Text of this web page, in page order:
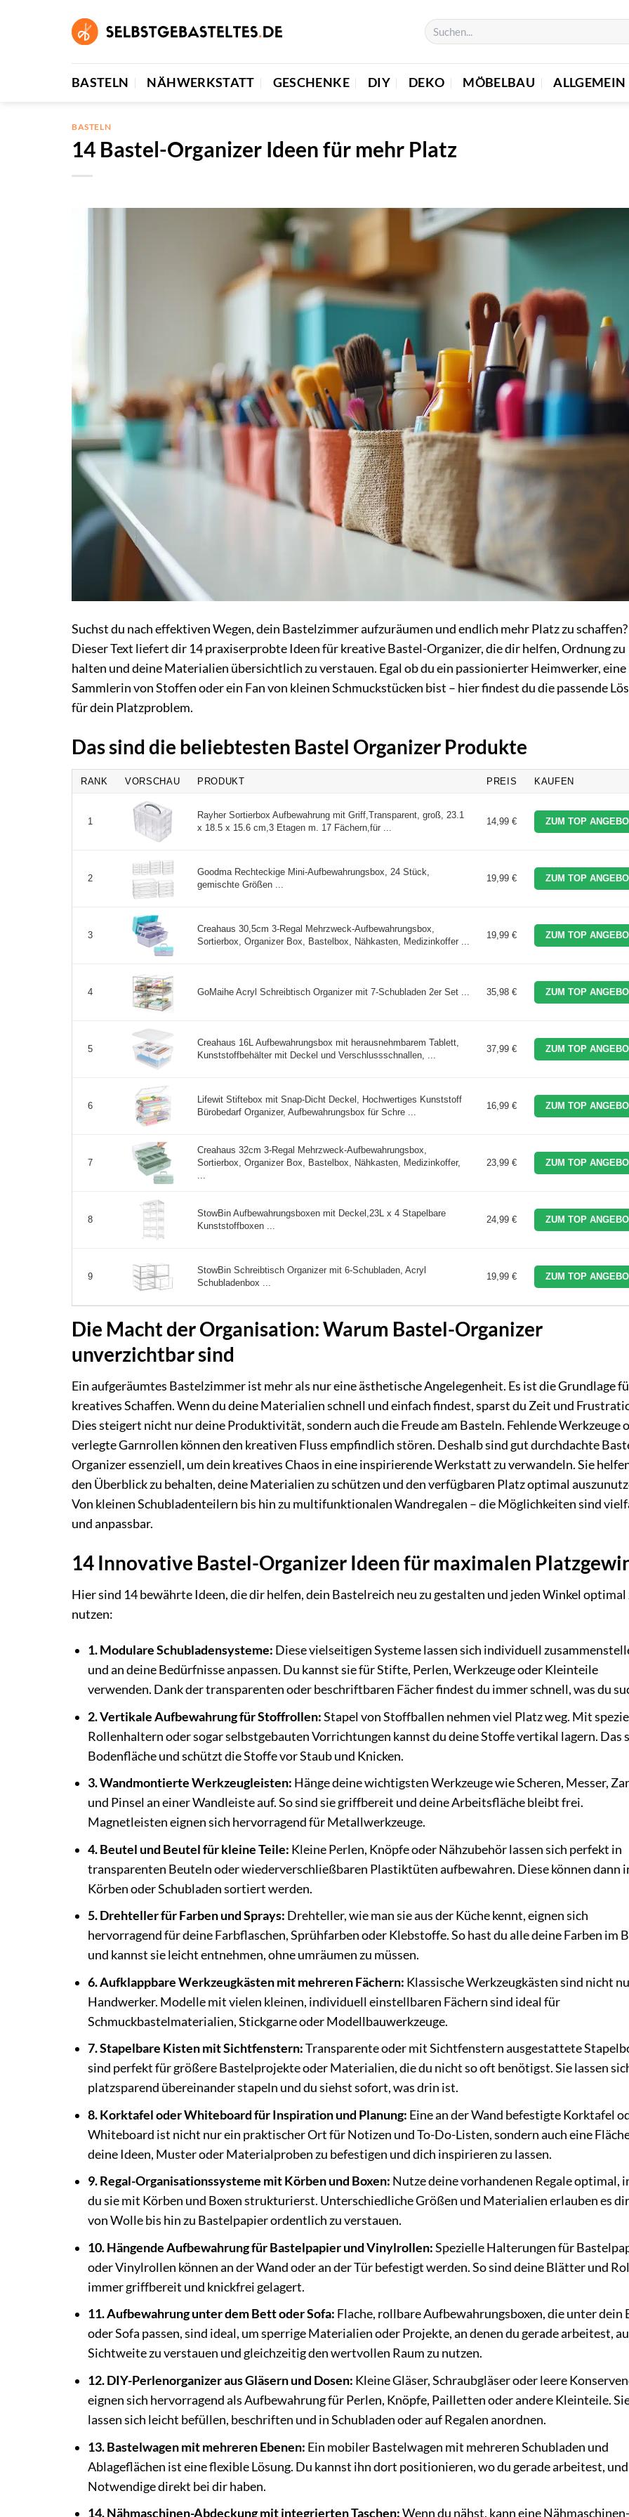
BASTELN NÄHWERKSTATT GESCHENKE DIY DEKO MÖBELBAU ALLGEMEIN
BASTELN
14 Bastel-Organizer Ideen für mehr Platz
Suchst du nach effektiven Wegen, dein Bastelzimmer aufzuräumen und endlich mehr Platz zu schaffen?
Dieser Text liefert dir 14 praxiserprobte Ideen für kreative Bastel-Organizer, die dir helfen, Ordnung zu
halten und deine Materialien übersichtlich zu verstauen. Egal ob du ein passionierter Heimwerker, eine
Sammlerin von Stoffen oder ein Fan von kleinen Schmuckstücken bist – hier findest du die passende
für dein Platzproblem.
Das sind die beliebtesten Bastel Organizer Produkte
RANK VORSCHAU PRODUKT PREIS KAUFEN
1
Rayher Sortierbox Aufbewahrung mit Griff,Transparent, groß, ‎23.1
x 18.5 x 15.6 cm,3 Etagen m. 17 Fächern,für ...
14,99 € ZUM TOP
2
Goodma Rechteckige Mini-Aufbewahrungsbox, 24 Stück,
gemischte Größen ...
19,99 € ZUM TOP
3
Creahaus 30,5cm 3-Regal Mehrzweck-Aufbewahrungsbox,
Sortierbox, Organizer Box, Bastelbox, Nähkasten, Medizinkoffer ...
19,99 € ZUM TOP
4 GoMaihe Acryl Schreibtisch Organizer mit 7-Schubladen 2er Set ... 35,98 € ZUM TOP
5
Creahaus 16L Aufbewahrungsbox mit herausnehmbarem Tablett,
Kunststoffbehälter mit Deckel und Verschlussschnallen, ...
37,99 € ZUM TOP
6
Lifewit Stiftebox mit Snap-Dicht Deckel, Hochwertiges Kunststoff
Bürobedarf Organizer, Aufbewahrungsbox für Schre ...
16,99 € ZUM TOP
7
Creahaus 32cm 3-Regal Mehrzweck-Aufbewahrungsbox,
Sortierbox, Organizer Box, Bastelbox, Nähkasten, Medizinkoffer,
...
23,99 € ZUM TOP
8
StowBin Aufbewahrungsboxen mit Deckel,23L x 4 Stapelbare
Kunststoffboxen ...
24,99 € ZUM TOP
9
StowBin Schreibtisch Organizer mit 6-Schubladen, Acryl
Schubladenbox ...
19,99 € ZUM TOP
Die Macht der Organisation: Warum Bastel-Organizer
unverzichtbar sind
Ein aufgeräumtes Bastelzimmer ist mehr als nur eine ästhetische Angelegenheit. Es ist die Grundlage
kreatives Schaffen. Wenn du deine Materialien schnell und einfach findest, sparst du Zeit und
Dies steigert nicht nur deine Produktivität, sondern auch die Freude am Basteln. Fehlende Werkzeuge
verlegte Garnrollen können den kreativen Fluss empfindlich stören. Deshalb sind gut durchdachte
Organizer essenziell, um dein kreatives Chaos in eine inspirierende Werkstatt zu verwandeln. Sie
den Überblick zu behalten, deine Materialien zu schützen und den verfügbaren Platz optimal
Von kleinen Schubladenteilern bis hin zu multifunktionalen Wandregalen – die Möglichkeiten sind
und anpassbar.
14 Innovative Bastel-Organizer Ideen für maximalen
Hier sind 14 bewährte Ideen, die dir helfen, dein Bastelreich neu zu gestalten und jeden Winkel optimal
nutzen:
1. Modulare Schubladensysteme: Diese vielseitigen Systeme lassen sich individuell
und an deine Bedürfnisse anpassen. Du kannst sie für Stifte, Perlen, Werkzeuge oder Kleinteile
verwenden. Dank der transparenten oder beschriftbaren Fächer findest du immer schnell, was du
2. Vertikale Aufbewahrung für Stoffrollen:Stapel von Stoffballen nehmen viel Platz weg. Mit
Rollenhaltern oder sogar selbstgebauten Vorrichtungen kannst du deine Stoffe vertikal lagern. Das
Bodenfläche und schützt die Stoffe vor Staub und Knicken.
3. Wandmontierte Werkzeugleisten: Hänge deine wichtigsten Werkzeuge wie Scheren, Messer,
und Pinsel an einer Wandleiste auf. So sind sie griffbereit und deine Arbeitsfläche bleibt frei.
Magnetleisten eignen sich hervorragend für Metallwerkzeuge.
4. Beutel und Beutel für kleine Teile: Kleine Perlen, Knöpfe oder Nähzubehör lassen sich perfekt in
transparenten Beuteln oder wiederverschließbaren Plastiktüten aufbewahren. Diese können dann
Körben oder Schubladen sortiert werden.
5. Drehteller für Farben und Sprays: Drehteller, wie man sie aus der Küche kennt, eignen sich
hervorragend für deine Farbflaschen, Sprühfarben oder Klebstoffe. So hast du alle deine Farben im
und kannst sie leicht entnehmen, ohne umräumen zu müssen.
6. Aufklappbare Werkzeugkästen mit mehreren Fächern: Klassische Werkzeugkästen sind nicht
Handwerker. Modelle mit vielen kleinen, individuell einstellbaren Fächern sind ideal für
Schmuckbastelmaterialien, Stickgarne oder Modellbauwerkzeuge.
7. Stapelbare Kisten mit Sichtfenstern:Transparente oder mit Sichtfenstern ausgestattete
sind perfekt für größere Bastelprojekte oder Materialien, die du nicht so oft benötigst. Sie lassen
platzsparend übereinander stapeln und du siehst sofort, was drin ist.
8. Korktafel oder Whiteboard für Inspiration und Planung: Eine an der Wand befestigte Korktafel
Whiteboard ist nicht nur ein praktischer Ort für Notizen und To-Do-Listen, sondern auch eine
deine Ideen, Muster oder Materialproben zu befestigen und dich inspirieren zu lassen.
9. Regal-Organisationssysteme mit Körben und Boxen: Nutze deine vorhandenen Regale optimal,
du sie mit Körben und Boxen strukturierst. Unterschiedliche Größen und Materialien erlauben es
von Wolle bis hin zu Bastelpapier ordentlich zu verstauen.
10. Hängende Aufbewahrung für Bastelpapier und Vinylrollen:Spezielle Halterungen für
oder Vinylrollen können an der Wand oder an der Tür befestigt werden. So sind deine Blätter und
immer griffbereit und knickfrei gelagert.
11. Aufbewahrung unter dem Bett oder Sofa: Flache, rollbare Aufbewahrungsboxen, die unter dein
oder Sofa passen, sind ideal, um sperrige Materialien oder Projekte, an denen du gerade arbeitest,
Sichtweite zu verstauen und gleichzeitig den wertvollen Raum zu nutzen.
12. DIY-Perlenorganizer aus Gläsern und Dosen: Kleine Gläser, Schraubgläser oder leere
eignen sich hervorragend als Aufbewahrung für Perlen, Knöpfe, Pailletten oder andere Kleinteile.
lassen sich leicht befüllen, beschriften und in Schubladen oder auf Regalen anordnen.
13. Bastelwagen mit mehreren Ebenen: Ein mobiler Bastelwagen mit mehreren Schubladen und
Ablageflächen ist eine flexible Lösung. Du kannst ihn dort positionieren, wo du gerade arbeitest,
Notwendige direkt bei dir haben.
14. Nähmaschinen-Abdeckung mit integrierten Taschen:Wenn du nähst, kann eine Nähmaschinen-